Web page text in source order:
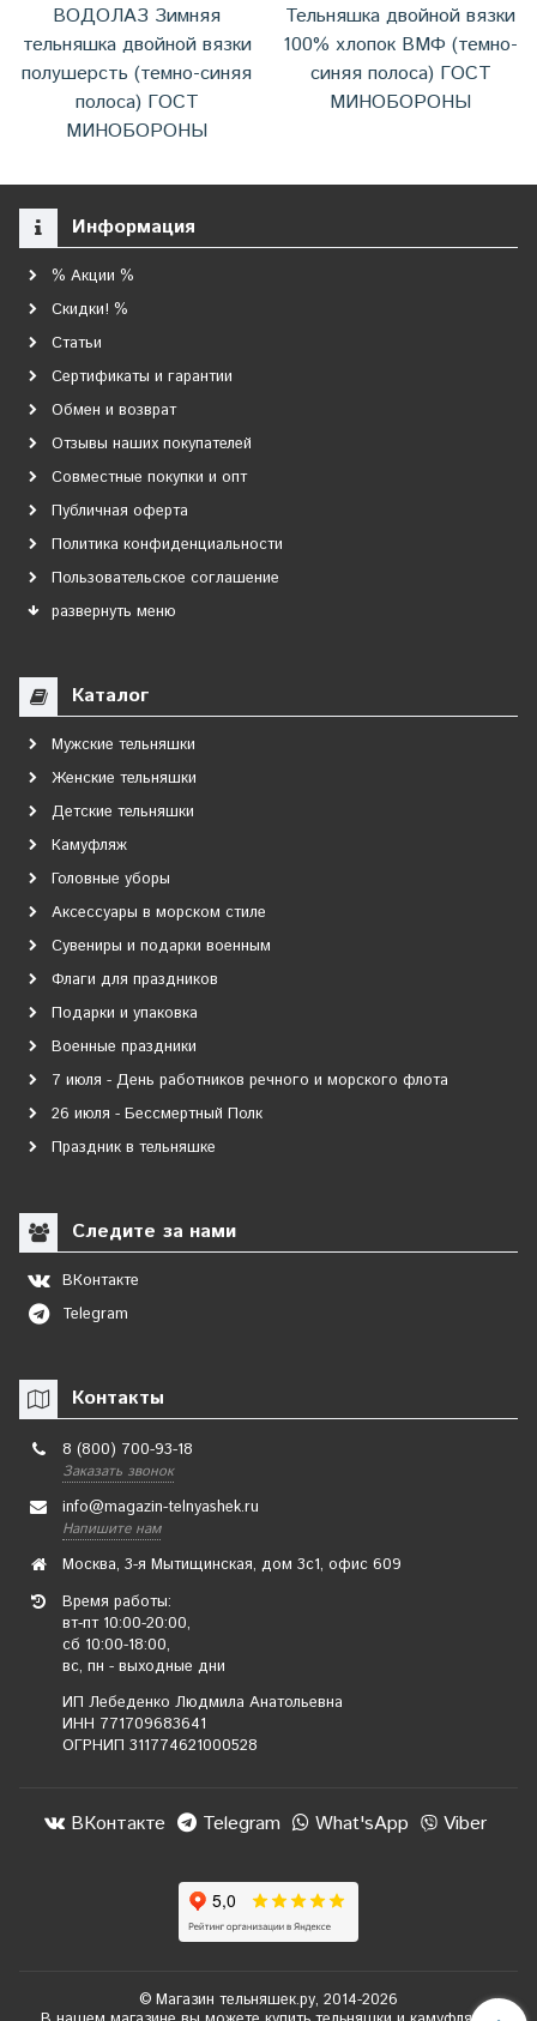
ВОДОЛАЗ Зимняя
тельняшка двойной вязки
полушерсть (темно-синяя
полоса) ГОСТ
МИНОБОРОНЫ
Тельняшка двойной вязки
100% хлопок ВМФ (темно-
синяя полоса) ГОСТ
МИНОБОРОНЫ
Информация
% Акции %
Скидки! %
Статьи
Сертификаты и гарантии
Обмен и возврат
Отзывы наших покупателей
Совместные покупки и опт
Публичная оферта
Политика конфиденциальности
Пользовательское соглашение
развернуть меню
Каталог
Мужские тельняшки
Женские тельняшки
Детские тельняшки
Камуфляж
Головные уборы
Аксессуары в морском стиле
Сувениры и подарки военным
Флаги для праздников
Подарки и упаковка
Военные праздники
7 июля - День работников речного и морского флота
26 июля - Бессмертный Полк
Праздник в тельняшке
Следите за нами
ВКонтакте
Telegram
Контакты
8 (800) 700-93-18
Заказать звонок
info@magazin-telnyashek.ru
Напишите нам
Москва, 3-я Мытищинская, дом 3с1, офис 609
Время работы:
вт-пт 10:00-20:00,
сб 10:00-18:00,
вс, пн - выходные дни
ИП Лебеденко Людмила Анатольевна
ИНН 771709683641
ОГРНИП 311774621000528
ВКонтакте Telegram What'sApp Viber
© Магазин тельняшек.ру, 2014-2026